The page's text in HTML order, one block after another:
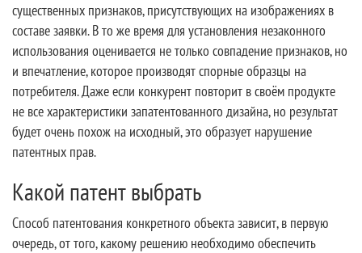
существенных признаков, присутствующих на изображениях в
составе заявки. В то же время для установления незаконного
использования оценивается не только совпадение признаков, но
и впечатление, которое производят спорные образцы на
потребителя. Даже если конкурент повторит в своём продукте
не все характеристики запатентованного дизайна, но результат
будет очень похож на исходный, это образует нарушение
патентных прав.
Какой патент выбрать
Способ патентования конкретного объекта зависит, в первую
очередь, от того, какому решению необходимо обеспечить